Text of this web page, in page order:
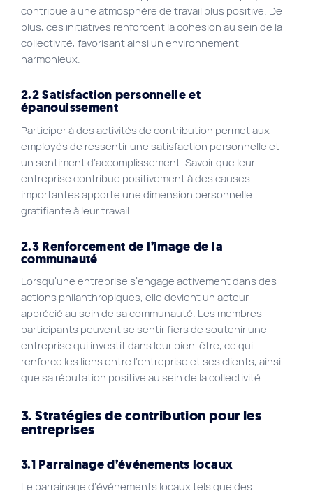
contribue à une atmosphère de travail plus positive. De
plus, ces initiatives renforcent la cohésion au sein de la
collectivité, favorisant ainsi un environnement
harmonieux.
2.2 Satisfaction personnelle et
épanouissement
Participer à des activités de contribution permet aux
employés de ressentir une satisfaction personnelle et
un sentiment d’accomplissement. Savoir que leur
entreprise contribue positivement à des causes
importantes apporte une dimension personnelle
gratifiante à leur travail.
2.3 Renforcement de l’image de la
communauté
Lorsqu’une entreprise s’engage activement dans des
actions philanthropiques, elle devient un acteur
apprécié au sein de sa communauté. Les membres
participants peuvent se sentir fiers de soutenir une
entreprise qui investit dans leur bien-être, ce qui
renforce les liens entre l’entreprise et ses clients, ainsi
que sa réputation positive au sein de la collectivité.
3. Stratégies de contribution pour les
entreprises
3.1 Parrainage d’événements locaux
Le parrainage d’événements locaux tels que des